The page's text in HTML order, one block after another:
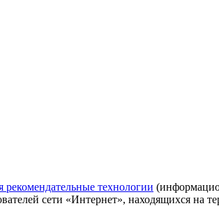
рекомендательные технологии
сети «Интернет», находящихся на